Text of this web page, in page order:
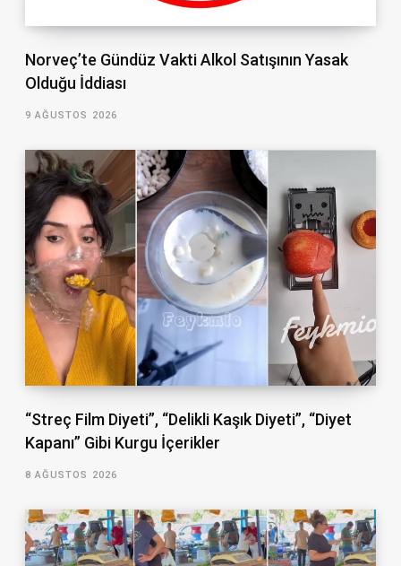
Norveç’te Gündüz Vakti Alkol Satışının Yasak
Olduğu İddiası
9 AĞUSTOS 2026
“Streç Film Diyeti”, “Delikli Kaşık Diyeti”, “Diyet
Kapanı” Gibi Kurgu İçerikler
8 AĞUSTOS 2026